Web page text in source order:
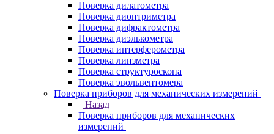
Поверка дилатометра
Поверка диоптриметра
Поверка дифрактометра
Поверка диэлькометра
Поверка интерферометра
Поверка линзметра
Поверка структуроскопа
Поверка эвольвентомера
Поверка приборов для механических измерений
Назад
Поверка приборов для механических
измерений